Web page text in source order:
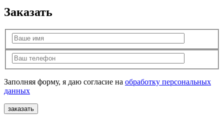
Заказать
Заполняя форму, я даю согласие на обработку персональных
данных